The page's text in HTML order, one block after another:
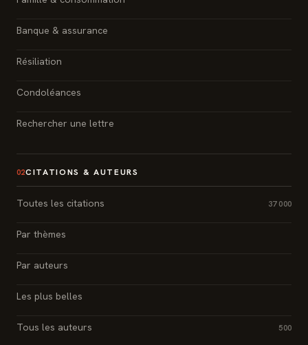
Banque & assurance
Résiliation
Condoléances
Rechercher une lettre
02CITATIONS & AUTEURS
Toutes les citations 37 000
Par thèmes
Par auteurs
Les plus belles
Tous les auteurs 500